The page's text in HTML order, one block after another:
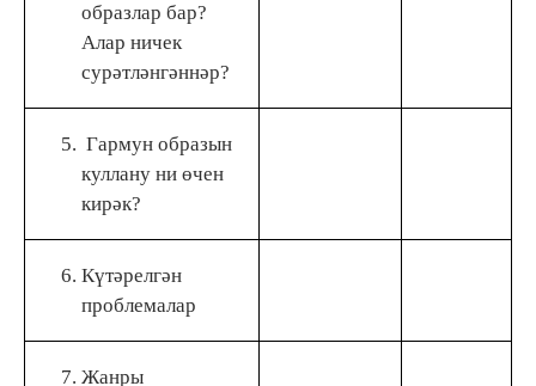
образлар бар?
Алар ничек
сурәтләнгәннәр?
Гармун образын
куллану ни өчен
кирәк?
Күтәрелгән
проблемалар
Жанры